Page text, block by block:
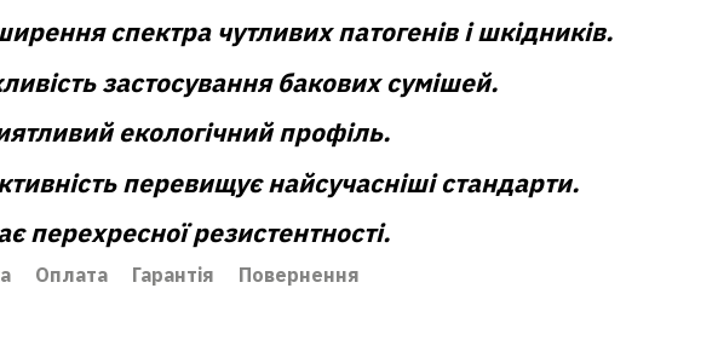
спектра чутливих патогенів і шкідників.
застосування бакових сумішей.
екологічний профіль.
перевищує найсучасніші стандарти.
перехресної резистентності.
Оплата Гарантія Повернення